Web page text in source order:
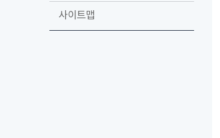
사이트맵